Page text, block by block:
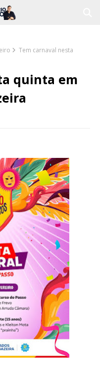
Tem carnaval nesta
quinta em